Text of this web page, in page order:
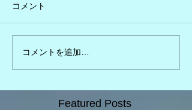
コメント
コメントを追加…
Featured Posts